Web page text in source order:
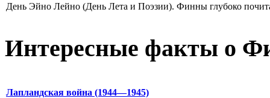
День Эйно Лейно (День Лета и Поэзии). Финны глубоко
Интересные факты о
Лапландская война (1944—1945)